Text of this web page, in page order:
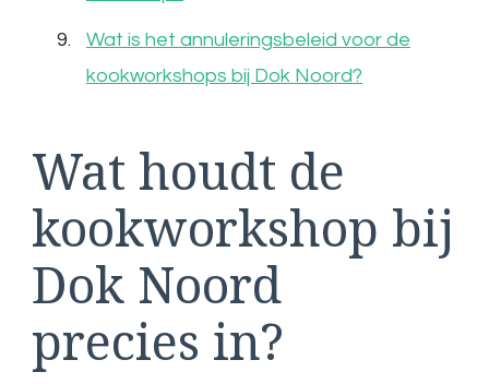
Wat is het annuleringsbeleid voor de
kookworkshops bij Dok Noord?
Wat houdt de
kookworkshop bij
Dok Noord
precies in?